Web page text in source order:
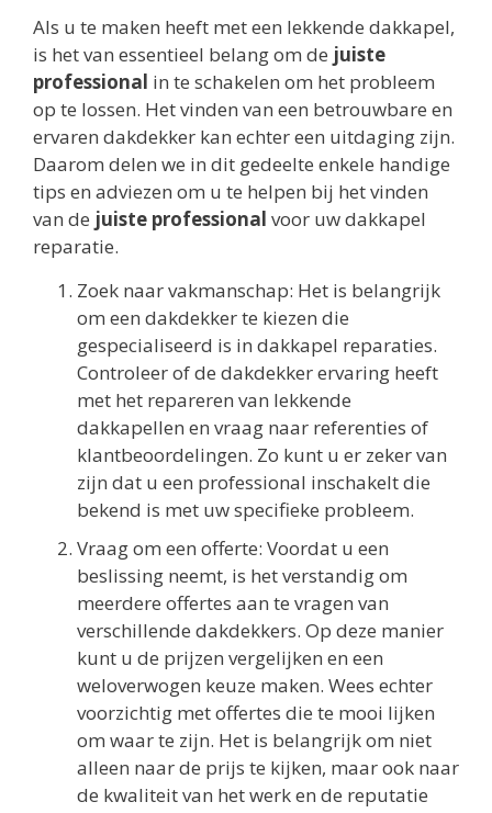
Als u te maken heeft met een lekkende dakkapel,
is het van essentieel belang om de juiste
professional in te schakelen om het probleem
op te lossen. Het vinden van een betrouwbare en
ervaren dakdekker kan echter een uitdaging zijn.
Daarom delen we in dit gedeelte enkele handige
tips en adviezen om u te helpen bij het vinden
van de juiste professional voor uw dakkapel
reparatie.
Zoek naar vakmanschap: Het is belangrijk
om een dakdekker te kiezen die
gespecialiseerd is in dakkapel reparaties.
Controleer of de dakdekker ervaring heeft
met het repareren van lekkende
dakkapellen en vraag naar referenties of
klantbeoordelingen. Zo kunt u er zeker van
zijn dat u een professional inschakelt die
bekend is met uw specifieke probleem.
Vraag om een offerte: Voordat u een
beslissing neemt, is het verstandig om
meerdere offertes aan te vragen van
verschillende dakdekkers. Op deze manier
kunt u de prijzen vergelijken en een
weloverwogen keuze maken. Wees echter
voorzichtig met offertes die te mooi lijken
om waar te zijn. Het is belangrijk om niet
alleen naar de prijs te kijken, maar ook naar
de kwaliteit van het werk en de reputatie